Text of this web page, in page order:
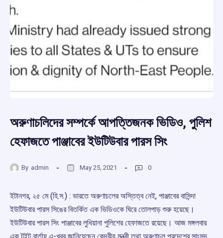
অরুণাচলিদের সম্পর্কে আপত্তিজনক ভিডিও, পুলিশ
হেফাজতে পাঞ্জাবের ইউটিউবার পারস সিং
By admin May 25, 2021 0
ইটানগর, ২৫ মে (হি.স.) : ভারতে অরুণাচলের অস্তিত্ব নেই, পাঞ্জাবের বাসিন্দা
ইউটিউবার পারস সিঙের বিতর্কিত এক ভিডিওকে ঘিরে তোলপাড় শুরু হয়েছে।
ইউটিউবার পারস সিং পাঞ্জাবের লুধিয়ানা পুলিশের হেফাজতে রয়েছে। আজ মঙ্গলবার